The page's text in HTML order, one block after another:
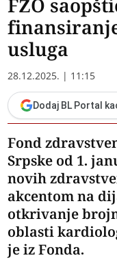
FZO
usluga
28.12.2025. | 11:15
Dodaj BL Portal
Fond
Srpske od 1.
novih
akcentom na
otkrivanje
oblasti
je iz Fonda.